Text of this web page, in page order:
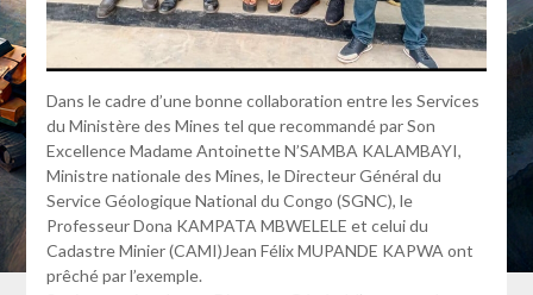
Dans le cadre d’une bonne collaboration entre les Services
du Ministère des Mines tel que recommandé par Son
Excellence Madame Antoinette N’SAMBA KALAMBAYI,
Ministre nationale des Mines, le Directeur Général du
Service Géologique National du Congo (SGNC), le
Professeur Dona KAMPATA MBWELELE et celui du
Cadastre Minier (CAMI)Jean Félix MUPANDE KAPWA ont
prêché par l’exemple.